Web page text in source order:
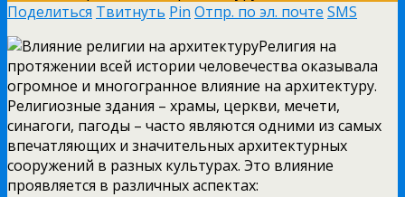
Поделиться Твитнуть Pin Отпр. по эл. почте SMS
Религия на
протяжении всей истории человечества оказывала
огромное и многогранное влияние на архитектуру.
Религиозные здания – храмы, церкви, мечети,
синагоги, пагоды – часто являются одними из самых
впечатляющих и значительных архитектурных
сооружений в разных культурах. Это влияние
проявляется в различных аспектах: